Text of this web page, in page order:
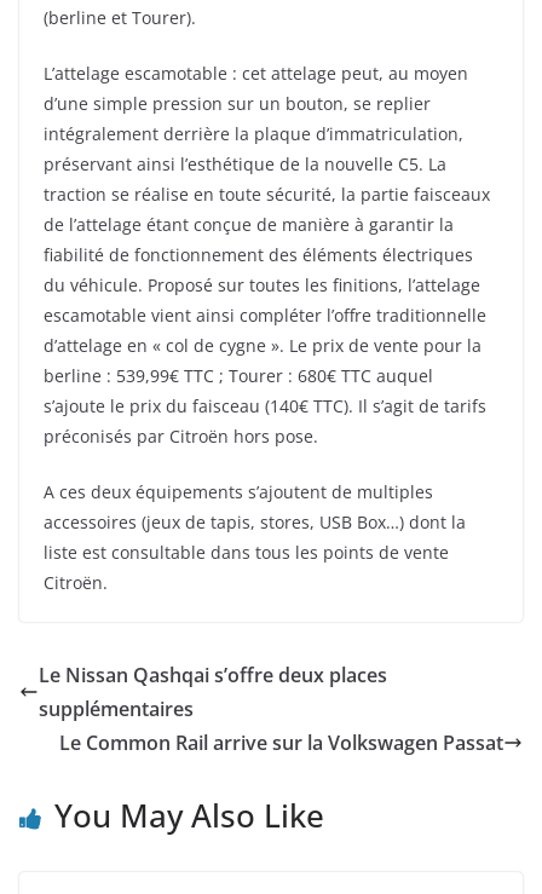
(berline et Tourer).
L’attelage escamotable : cet attelage peut, au moyen
d’une simple pression sur un bouton, se replier
intégralement derrière la plaque d’immatriculation,
préservant ainsi l’esthétique de la nouvelle C5. La
traction se réalise en toute sécurité, la partie faisceaux
de l’attelage étant conçue de manière à garantir la
fiabilité de fonctionnement des éléments électriques
du véhicule. Proposé sur toutes les finitions, l’attelage
escamotable vient ainsi compléter l’offre traditionnelle
d’attelage en « col de cygne ». Le prix de vente pour la
berline : 539,99€ TTC ; Tourer : 680€ TTC auquel
s’ajoute le prix du faisceau (140€ TTC). Il s’agit de tarifs
préconisés par Citroën hors pose.
A ces deux équipements s’ajoutent de multiples
accessoires (jeux de tapis, stores, USB Box…) dont la
liste est consultable dans tous les points de vente
Citroën.
Le Nissan Qashqai s’offre deux places
supplémentaires
Le Common Rail arrive sur la Volkswagen Passat
You May Also Like